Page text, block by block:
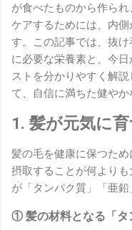
が食べたものから作ら
ケアするためには、内
す。この記事では、抜
に必要な栄養素と、今
ストを分かりやすく解
て、自信に満ちた健やか
1. 髪が元気に
髪の毛を健康に保つた
摂取することが何より
が「タンパク質」「亜鉛
① 髪の材料となる「タ